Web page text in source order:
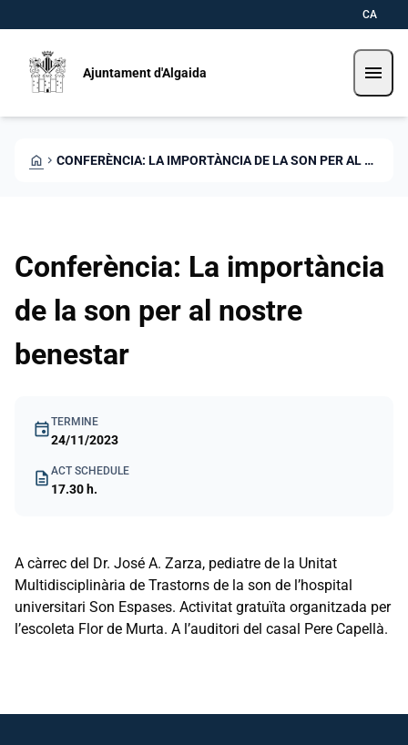
CA
Ajuntament d'Algaida menu
HOME CHEVRON_RIGHT CONFERÈNCIA: LA IMPORTÀNCIA DE LA SON PER AL NOSTRE BENESTAR
Conferència: La importància
de la son per al nostre
benestar
eventTERMINE
24/11/2023
description ACT SCHEDULE
17.30 h.
A càrrec del Dr. José A. Zarza, pediatre de la Unitat
Multidisciplinària de Trastorns de la son de l’hospital
universitari Son Espases. Activitat gratuïta organitzada per
l’escoleta Flor de Murta. A l’auditori del casal Pere Capellà.